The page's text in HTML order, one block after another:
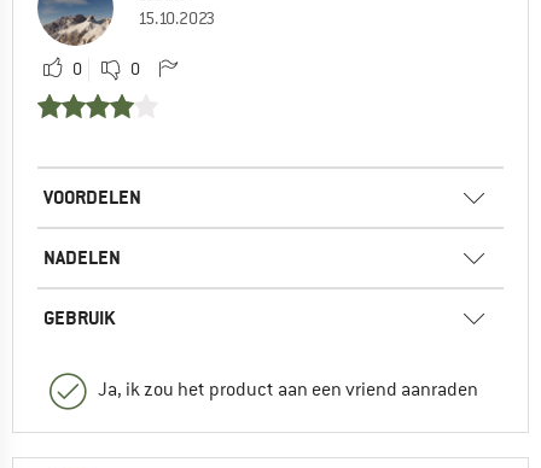
15.10.2023
0 0
VOORDELEN
NADELEN
GEBRUIK
Ja, ik zou het product aan een vriend aanraden